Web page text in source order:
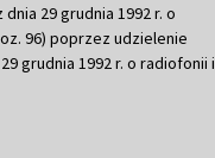
29 grudnia 1992 r. o
96) poprzez udzielenie
grudnia 1992 r. o radiofonii i